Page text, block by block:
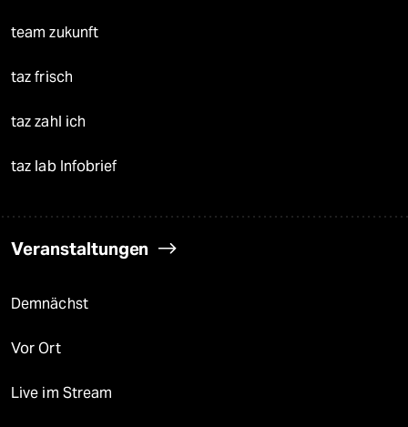
team zukunft
taz frisch
taz zahl ich
taz lab Infobrief
Veranstaltungen
Demnächst
Vor Ort
Live im Stream